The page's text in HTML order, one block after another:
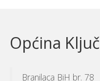
Općina Ključ
Branilaca BiH br. 78